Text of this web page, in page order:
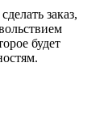
заказ,
будет